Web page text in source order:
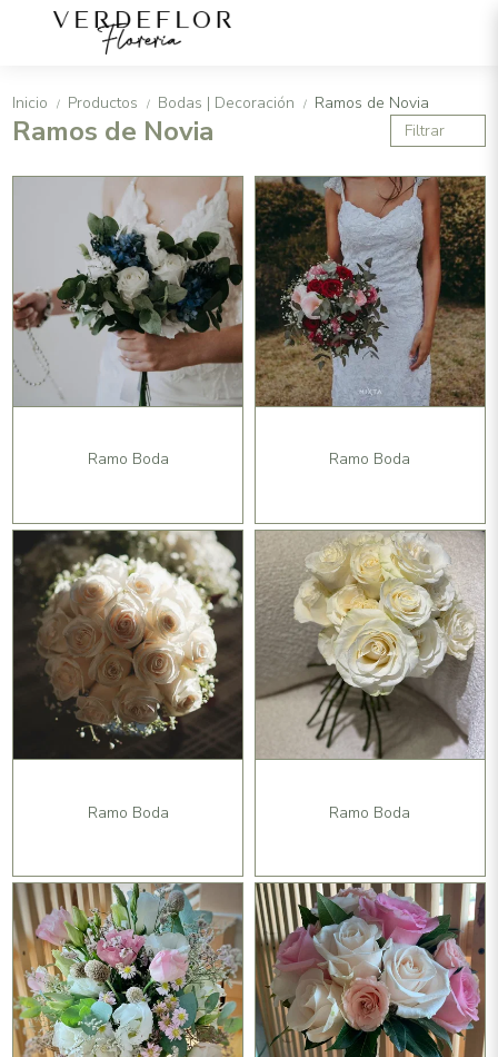
Inicio / Productos / Bodas | Decoración / Ramos de Novia
Ramos de Novia Filtrar
Ramo Boda Ramo Boda
Ramo Boda Ramo Boda